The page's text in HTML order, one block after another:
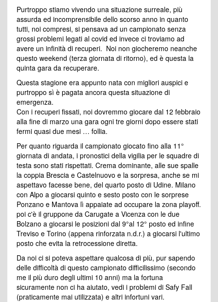
Purtroppo stiamo vivendo una situazione surreale, più
assurda ed incomprensibile dello scorso anno in quanto
tutti, noi compresi, si pensava ad un campionato senza
grossi problemi legati al covid ed invece ci troviamo ad
avere un infinità di recuperi. Noi non giocheremo neanche
questo weekend (terza giornata di ritorno), ed è questa la
quinta gara da recuperare.
Questa stagione era appunto nata con migliori auspici e
purtroppo sì è pagata ancora questa situazione di
emergenza.
Con i recuperi fissati, noi dovremmo giocare dal 12 febbraio
alla fine di marzo una gara ogni tre giorni dopo essere stati
fermi quasi due mesi … follia.
Per quanto riguarda il campionato giocato fino alla 11°
giornata di andata, i pronostici della vigilia per le squadre di
testa sono stati rispettati. Crema dominante, alle sue spalle
la coppia Brescia e Castelnuovo e la sorpresa, anche se mi
aspettavo facesse bene, del quarto posto di Udine. Milano
con Alpo a giocarsi quinto e sesto posto con le sorprese
Ponzano e Mantova lì appaiate ad occupare la zona playoff.
poi c'è il gruppone da Carugate a Vicenza con le due
Bolzano a giocarsi le posizioni dal 9°al 12° posto ed infine
Treviso e Torino (appena rinforzata n.d.r.) a giocarsi l'ultimo
posto che evita la retrocessione diretta.
Da noi ci si poteva aspettare qualcosa di più, pur sapendo
delle difficoltà di questo campionato difficilissimo (secondo
me il più duro degli ultimi 10 anni) ma la fortuna
sicuramente non ci ha aiutato, vedi i problemi di Safy Fall
(praticamente mai utilizzata) e altri infortuni vari.